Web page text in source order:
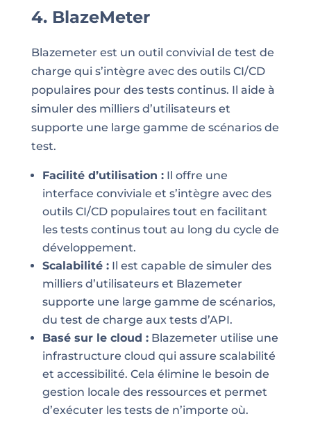
4. BlazeMeter
Blazemeter est un outil convivial de test de
charge qui s’intègre avec des outils CI/CD
populaires pour des tests continus. Il aide à
simuler des milliers d’utilisateurs et
supporte une large gamme de scénarios de
test.
Facilité d’utilisation :Il offre une
interface conviviale et s’intègre avec des
outils CI/CD populaires tout en facilitant
les tests continus tout au long du cycle de
développement.
Scalabilité :Il est capable de simuler des
milliers d’utilisateurs et Blazemeter
supporte une large gamme de scénarios,
du test de charge aux tests d’API.
Basé sur le cloud :Blazemeter utilise une
infrastructure cloud qui assure scalabilité
et accessibilité. Cela élimine le besoin de
gestion locale des ressources et permet
d’exécuter les tests de n’importe où.